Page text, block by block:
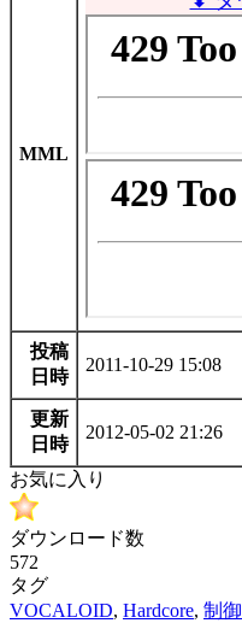
MML
投稿
日時
2011-10-29 15:08
更新
日時
2012-05-02 21:26
お気に入り
ダウンロード数
572
タグ
VOCALOID, Hardcore, 制